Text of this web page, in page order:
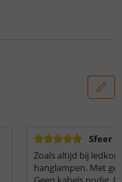
Sfeer
Zoals altijd bij
hanglampen. Met